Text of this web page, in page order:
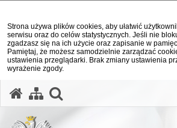
Strona używa plików cookies, aby ułatwić
serwisu oraz do celów statystycznych. Jeśli nie
zgadzasz się na ich użycie oraz zapisanie w
Pamiętaj, że możesz samodzielnie zarządzać
ustawienia przeglądarki. Brak zmiany ustawienia
wyrażenie zgody.